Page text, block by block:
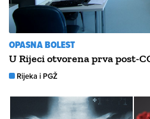
OPASNA BOLEST
U Rijeci otvorena prva post-
Rijeka i PGŽ